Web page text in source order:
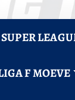
F MOEVE